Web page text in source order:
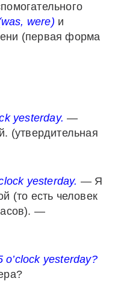
were) и
(первая форма
yesterday. —
(утвердительная
yesterday. — Я
(то есть человек
—
o’clock yesterday?